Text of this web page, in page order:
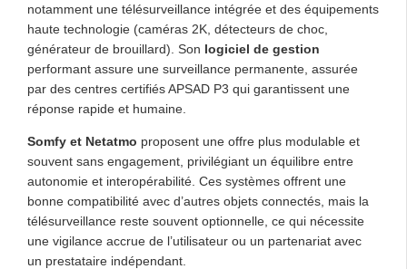
notamment une télésurveillance intégrée et des équipements
haute technologie (caméras 2K, détecteurs de choc,
générateur de brouillard). Son logiciel de gestion
performant assure une surveillance permanente, assurée
par des centres certifiés APSAD P3 qui garantissent une
réponse rapide et humaine.
Somfy et Netatmo proposent une offre plus modulable et
souvent sans engagement, privilégiant un équilibre entre
autonomie et interopérabilité. Ces systèmes offrent une
bonne compatibilité avec d’autres objets connectés, mais la
télésurveillance reste souvent optionnelle, ce qui nécessite
une vigilance accrue de l’utilisateur ou un partenariat avec
un prestataire indépendant.